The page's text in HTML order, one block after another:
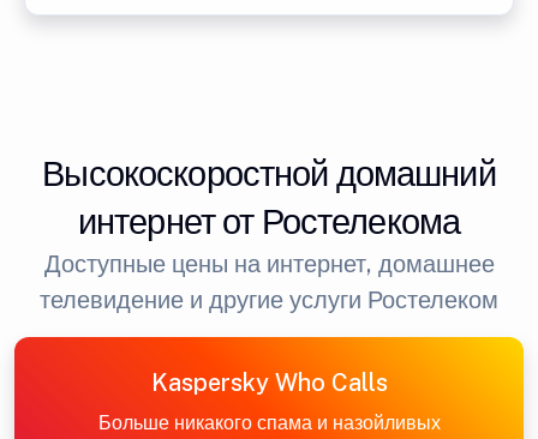
Высокоскоростной домашний
интернет от Ростелекома
Доступные цены на интернет, домашнее
телевидение и другие услуги Ростелеком
Kaspersky Who Calls
Больше никакого спама и назойливых